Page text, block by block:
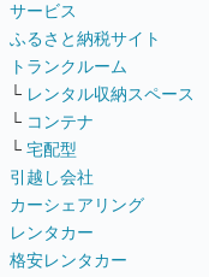
サービス
ふるさと納税サイト
トランクルーム
└ レンタル収納スペース
└ コンテナ
└ 宅配型
引越し会社
カーシェアリング
レンタカー
格安レンタカー